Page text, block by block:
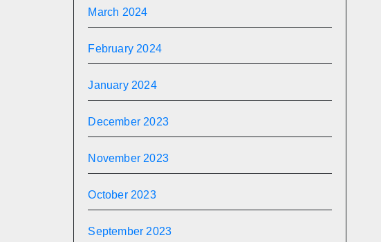
March 2024
February 2024
January 2024
December 2023
November 2023
October 2023
September 2023